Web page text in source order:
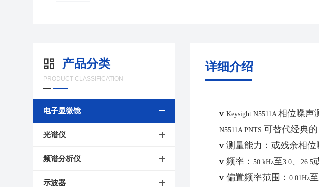
产品分类
PRODUCT CLASSIFICATION
电子显微镜
光谱仪
频谱分析仪
示波器
详细介绍
v Keysight N5511A 相位噪声
N5511A PNTS 可替代经典的
v 测量能力：或残余相位
v 频率： 50 kHz至3.0、 26.5
v 偏置频率范围： 0.01Hz至